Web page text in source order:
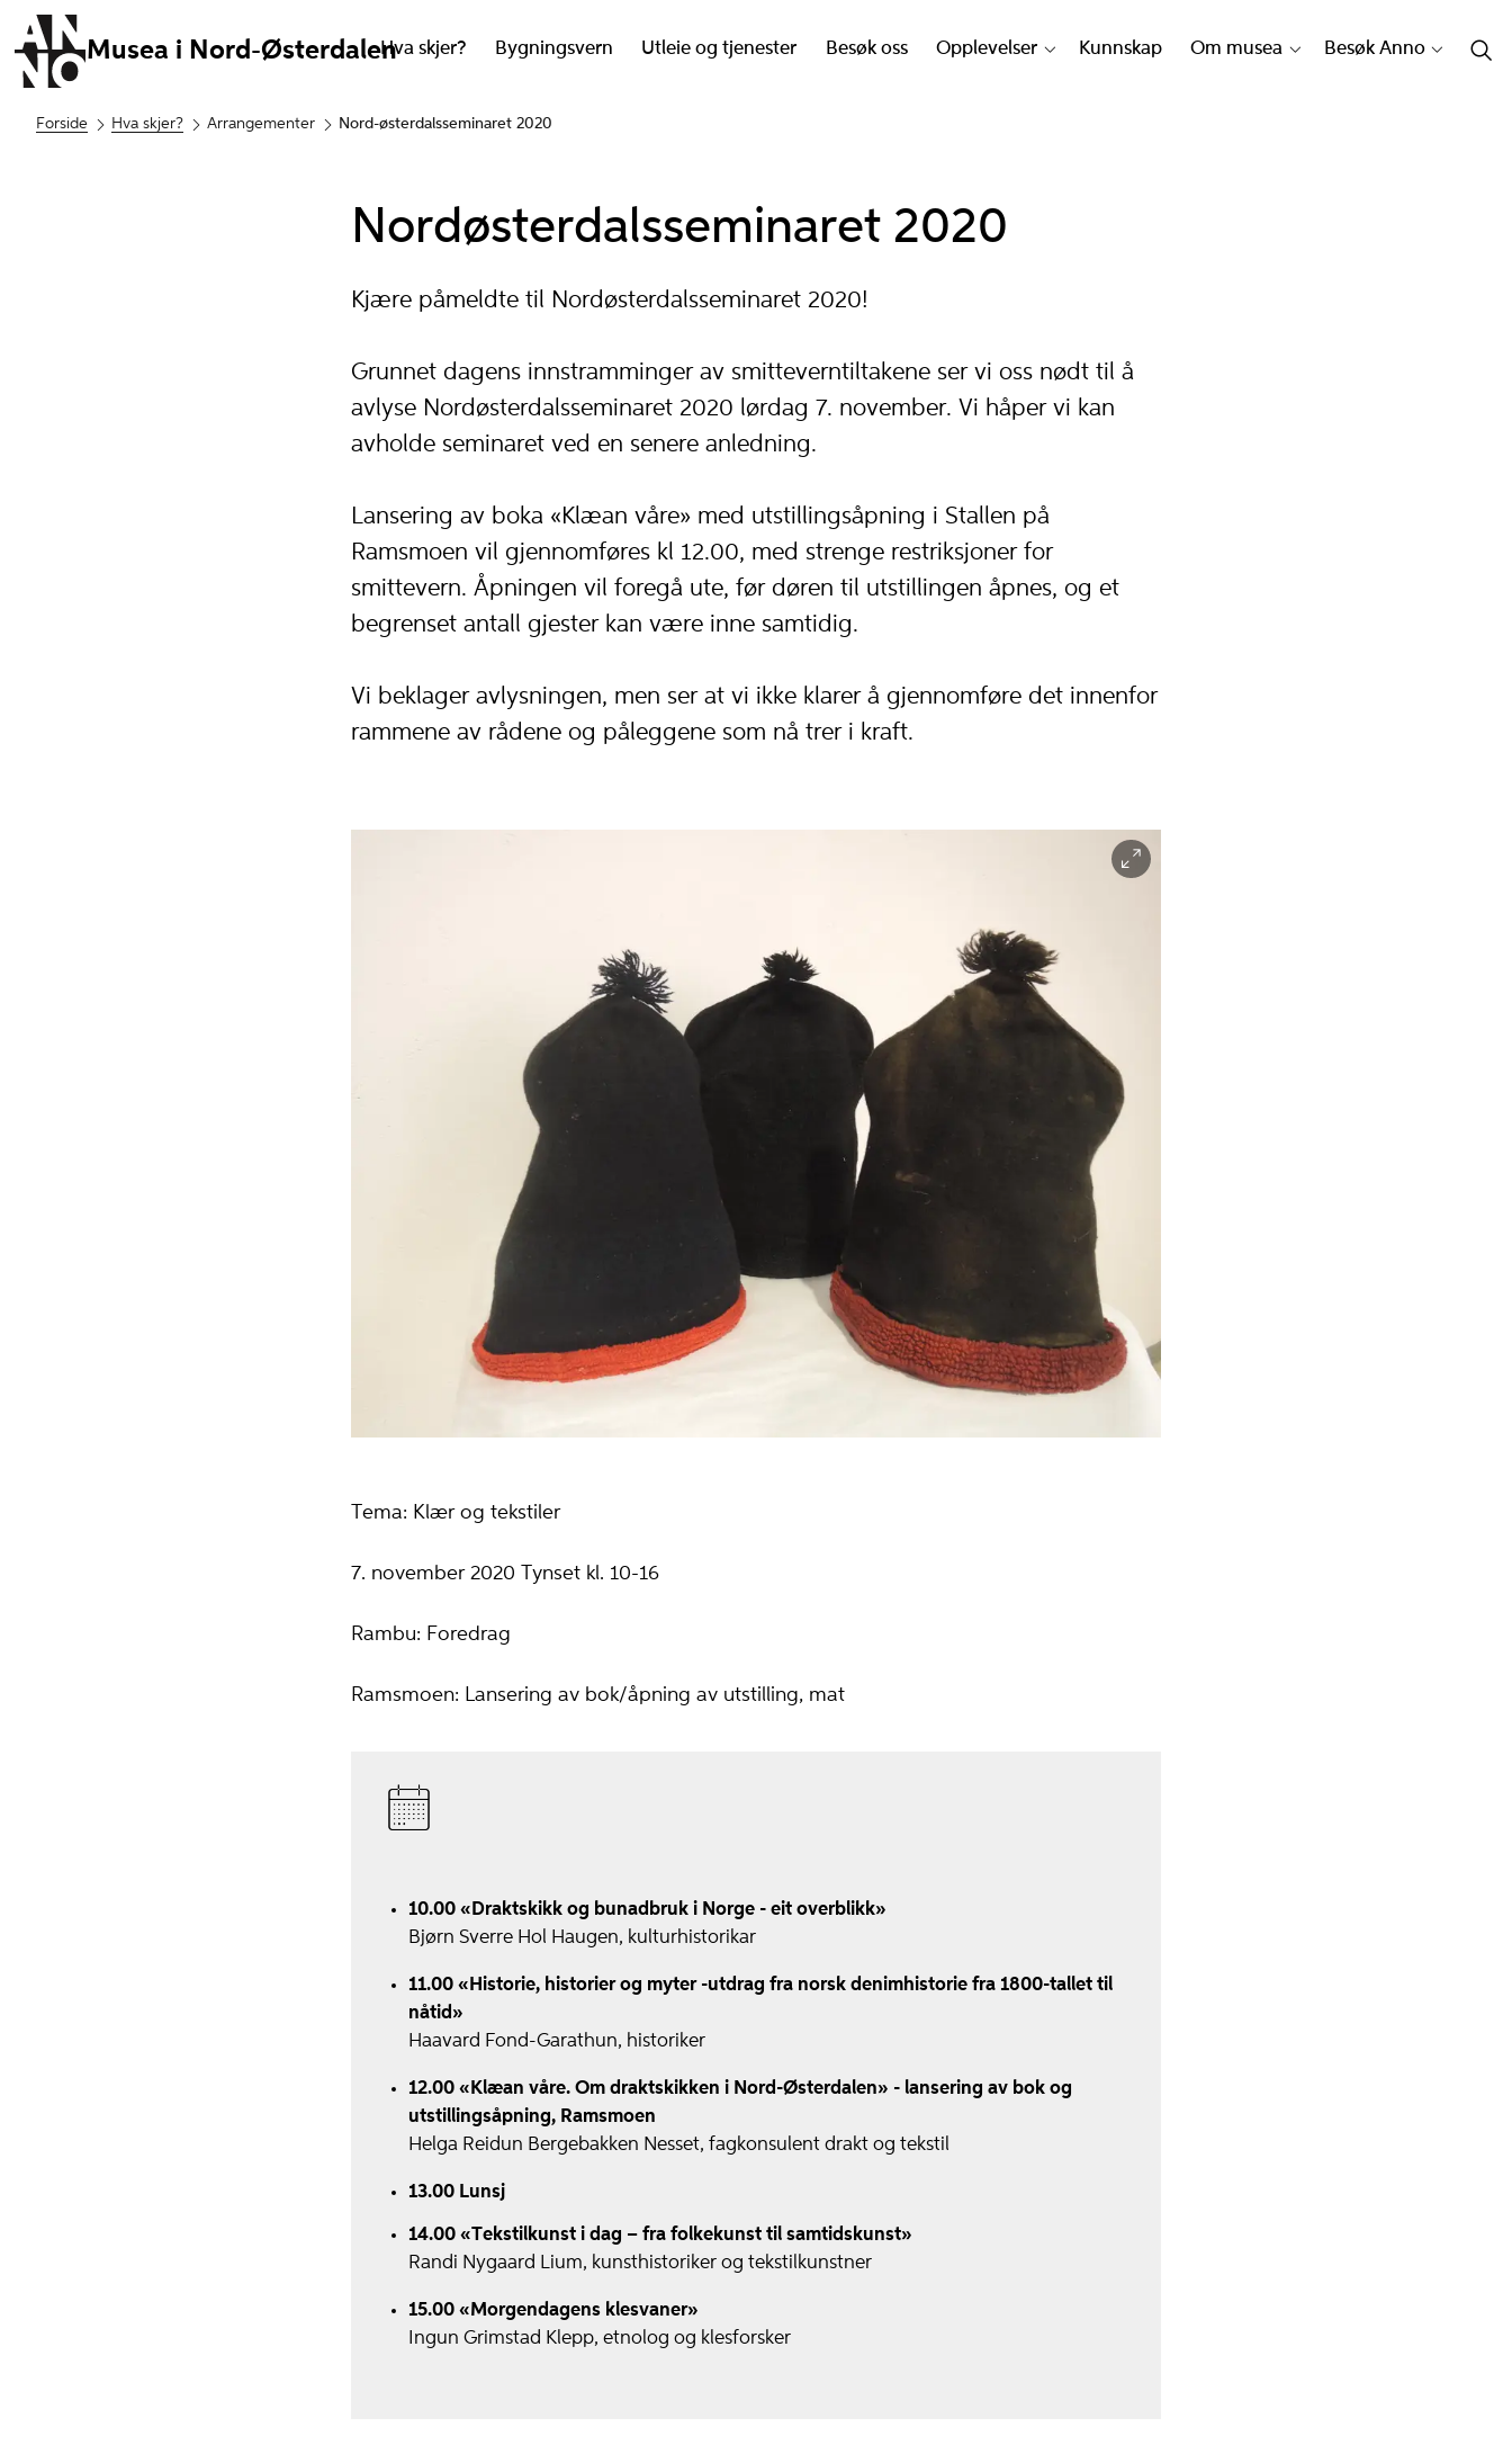
Musea i Nord-ØsterdalenHva skjer? Bygningsvern Utleie og tjenester Besøk oss Opplevelser Kunnskap Om musea Besøk Anno
Forside Hva skjer? Arrangementer Nord-østerdalsseminaret 2020
Nordøsterdalsseminaret 2020
Kjære påmeldte til Nordøsterdalsseminaret 2020!
Grunnet dagens innstramminger av smitteverntiltakene ser vi oss nødt til å
avlyse Nordøsterdalsseminaret 2020 lørdag 7. november. Vi håper vi kan
avholde seminaret ved en senere anledning.
Lansering av boka «Klæan våre» med utstillingsåpning i Stallen på
Ramsmoen vil gjennomføres kl 12.00, med strenge restriksjoner for
smittevern. Åpningen vil foregå ute, før døren til utstillingen åpnes, og et
begrenset antall gjester kan være inne samtidig.
Vi beklager avlysningen, men ser at vi ikke klarer å gjennomføre det innenfor
rammene av rådene og påleggene som nå trer i kraft.
Tema: Klær og tekstiler
7. november 2020 Tynset kl. 10-16
Rambu: Foredrag
Ramsmoen: Lansering av bok/åpning av utstilling, mat
10.00 «Draktskikk og bunadbruk i Norge - eit overblikk»
Bjørn Sverre Hol Haugen, kulturhistorikar
11.00 «Historie, historier og myter -utdrag fra norsk denimhistorie fra 1800-tallet til
nåtid»
Haavard Fond-Garathun, historiker
12.00 «Klæan våre. Om draktskikken i Nord-Østerdalen» - lansering av bok og
utstillingsåpning, Ramsmoen
Helga Reidun Bergebakken Nesset, fagkonsulent drakt og tekstil
13.00 Lunsj
14.00 «Tekstilkunst i dag – fra folkekunst til samtidskunst»
Randi Nygaard Lium, kunsthistoriker og tekstilkunstner
15.00 «Morgendagens klesvaner»
Ingun Grimstad Klepp, etnolog og klesforsker